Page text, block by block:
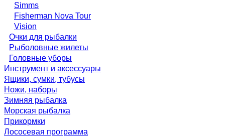
Simms
Fisherman Nova Tour
Vision
Очки для рыбалки
Рыболовные жилеты
Головные уборы
Инструмент и аксессуары
Ящики, сумки, тубусы
Ножи, наборы
Зимняя рыбалка
Морская рыбалка
Прикормки
Лососевая программа